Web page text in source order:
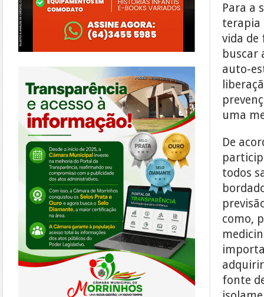
Para a
terapia
vida de
buscar
auto-
uma
De
todos
como,
fonte
https://morrinhos.go.leg.br/